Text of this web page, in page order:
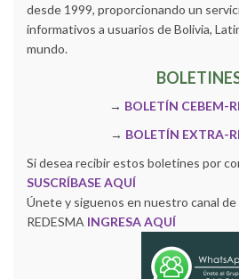
desde 1999, proporcionando un
informativos a usuarios de Bolivia,
mundo.
→ BOLETÍN CEBEM-
→ BOLETÍN EXTRA-
Si desea recibir estos boletines por
SUSCRÍBASE AQUÍ
Únete y siguenos en nuestro canal
REDESMA INGRESA AQUÍ